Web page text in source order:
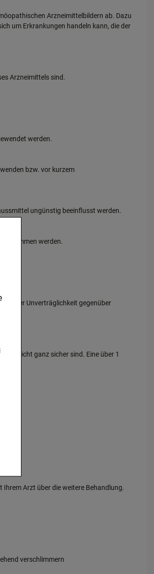
Arzneimittelbildern ab. Dazu
um Erkrankungen handeln kann, die der
Arzneimittels sind.
werden.
bzw. vor kurzem
ungünstig beeinflusst werden.
werden.
einer Unverträglichkeit gegenüber
nicht ganz sicher sind. Eine über 1
Arzt über die weitere Behandlung.
verschlimmern